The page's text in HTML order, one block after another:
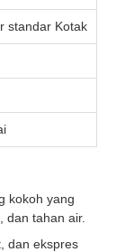
standar Kotak
kokoh yang
dan tahan air.
dan ekspres